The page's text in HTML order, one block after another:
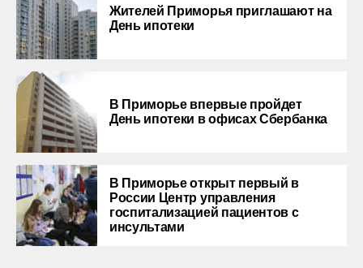
Жителей Приморья приглашают на
День ипотеки
В Приморье впервые пройдет
День ипотеки в офисах Сбербанка
В Приморье открыт первый в
России Центр управления
госпитализацией пациентов с
инсультами